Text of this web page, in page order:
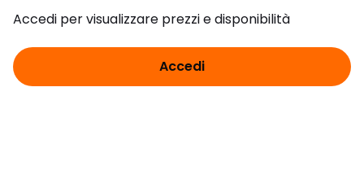
Accedi per visualizzare prezzi e disponibilità
Accedi